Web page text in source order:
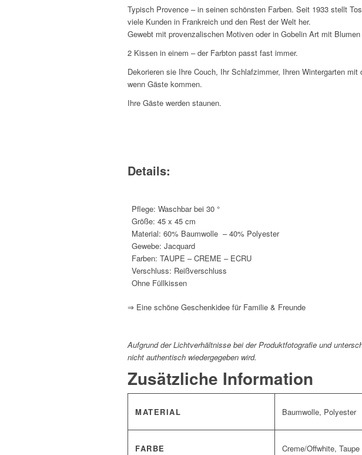
Typisch Provence – in seinen schönsten Farben. Seit 1933 stellt
viele Kunden in Frankreich und den Rest der Welt her.
Gewebt mit provenzalischen Motiven oder in Gobelin Art mit
2 Kissen in einem – der Farbton passt fast immer.
Dekorieren sie Ihre Couch, Ihr Schlafzimmer, Ihren Wintergarten
wenn Gäste kommen.
Ihre Gäste werden staunen.
Details:
Pflege: Waschbar bei 30 °
Größe: 45 x 45 cm
Material: 60% Baumwolle – 40% Polyester
Gewebe: Jacquard
Farben: TAUPE – CREME – ECRU
Verschluss: Reißverschluss
Ohne Füllkissen
⇒ Eine schöne Geschenkidee für Familie & Freunde
Aufgrund der Lichtverhältnisse bei der Produktfotografie und
nicht authentisch wiedergegeben wird.
Zusätzliche Information
MATERIAL Baumwolle, Polyester
FARBE Creme/Offwhite, Taupe